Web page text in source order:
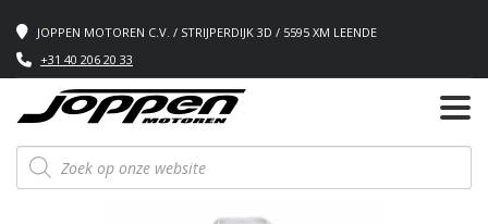
JOPPEN MOTOREN C.V. / STRIJPERDIJK 3D / 5595 XM LEENDE
+31 40 206 20 33
Producten
zoeken